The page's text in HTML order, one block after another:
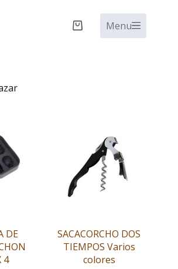
Carro
Menu
DE
4
SACACORCHO DOS
TIEMPOS Varios
colores